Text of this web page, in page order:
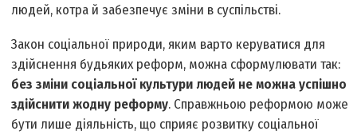
людей, котра й забезпечує зміни в суспільстві.
Закон соціальної природи, яким варто керуватися для
здійснення будь­яких реформ, можна сформулювати так:
без зміни соціальної культури людей не можна успішно
здійснити жодну реформу. Справжньою реформою може
бути лише діяльність, що сприяє розвитку соціальної